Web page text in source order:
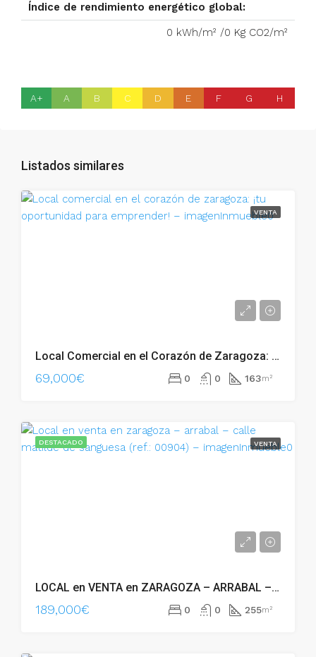
Índice de rendimiento energético global:
0 kWh/m² /0 Kg CO2/m²
A+ A B C D E F G H
Listados similares
VENTA
Local Comercial en el Corazón de Zaragoza: ¡Tu Oportunidad para Emprender! – 02713
69,000€ 0 0 163m²
DESTACADO VENTA
LOCAL en VENTA en ZARAGOZA – ARRABAL – Calle Matilde de Sanguesa (Ref.: 00904) – 00904
189,000€ 0 0 255m²